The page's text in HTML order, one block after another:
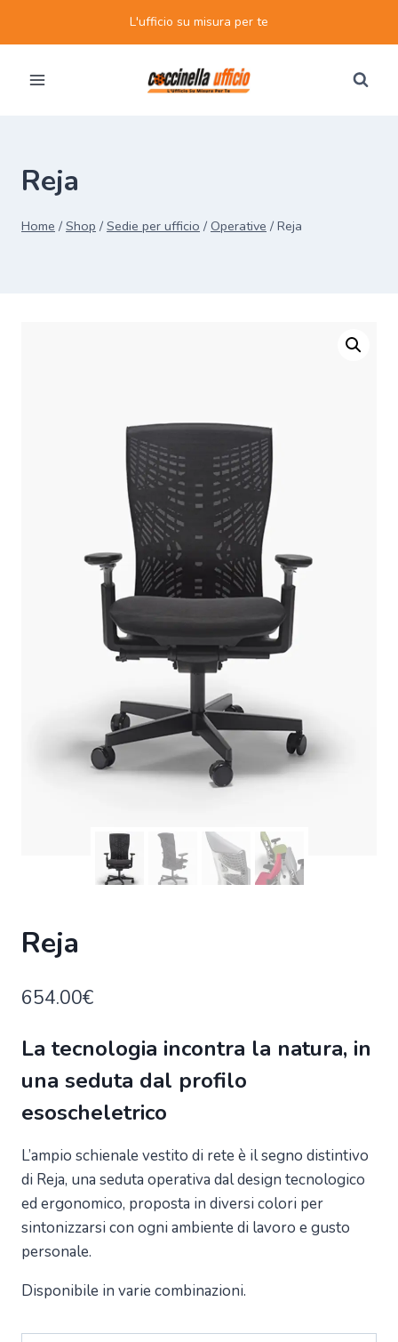
L'ufficio su misura per te
Reja
Home / Shop / Sedie per ufficio / Operative / Reja
Reja
654.00€
La tecnologia incontra la natura, in
una seduta dal profilo
esoscheletrico
L’ampio schienale vestito di rete è il segno distintivo
di Reja, una seduta operativa dal design tecnologico
ed ergonomico, proposta in diversi colori per
sintonizzarsi con ogni ambiente di lavoro e gusto
personale.
Disponibile in varie combinazioni.